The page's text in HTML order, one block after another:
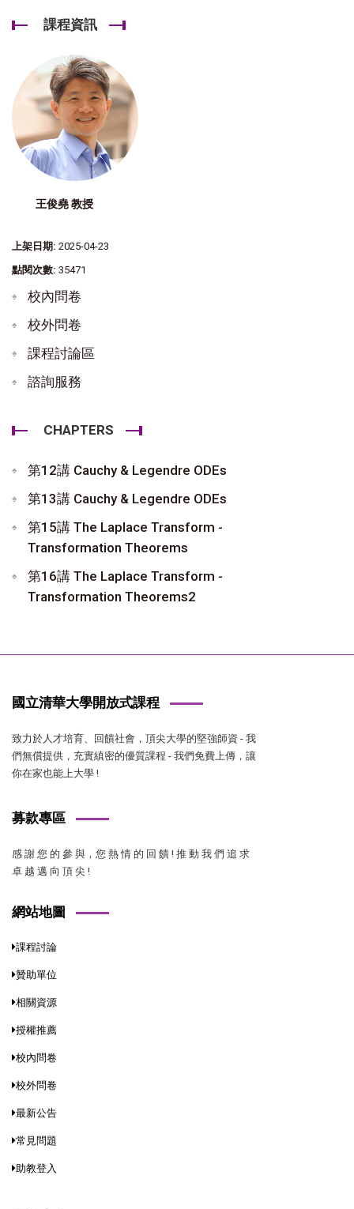
課程資訊
王俊堯 教授
上架日期: 2025-04-23
點閱次數: 35471
校內問卷
校外問卷
課程討論區
諮詢服務
CHAPTERS
第12講 Cauchy & Legendre ODEs
第13講 Cauchy & Legendre ODEs
第15講 The Laplace Transform -
Transformation Theorems
第16講 The Laplace Transform -
Transformation Theorems2
國立清華大學開放式課程
致力於人才培育、回饋社會，頂尖大學的堅強師資 - 我
們無償提供，充實縝密的優質課程 - 我們免費上傳，讓
你在家也能上大學 !
募款專區
感 謝 您 的 參 與，您 熱 情 的 回 饋 ! 推 動 我 們 追 求
卓 越 邁 向 頂 尖 !
網站地圖
課程討論
贊助單位
相關資源
授權推薦
校內問卷
校外問卷
最新公告
常見問題
助教登入